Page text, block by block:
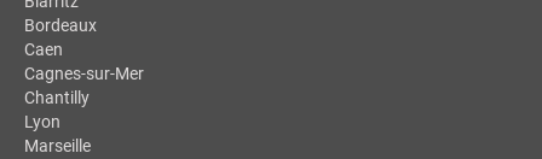
Bordeaux
Caen
Cagnes-sur-Mer
Chantilly
Lyon
Marseille